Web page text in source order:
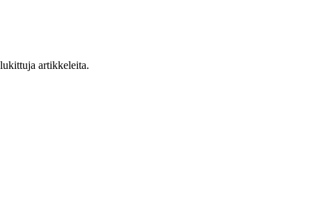
artikkeleita.